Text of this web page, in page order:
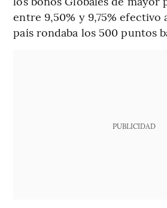
entre 9,50% y 9,75% efectivo
país rondaba los 500 puntos
PUBLICIDAD